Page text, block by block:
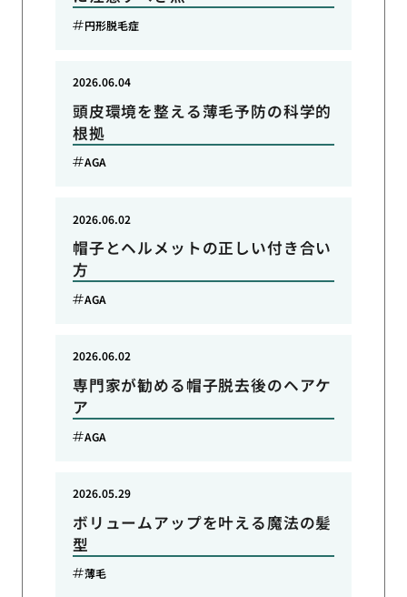
円形脱毛症
頭皮環境を整える薄毛予防の科学的
根拠
2026.06.04
AGA
帽子とヘルメットの正しい付き合い
方
2026.06.02
AGA
専門家が勧める帽子脱去後のヘアケ
ア
2026.06.02
AGA
ボリュームアップを叶える魔法の髪
型
2026.05.29
薄毛